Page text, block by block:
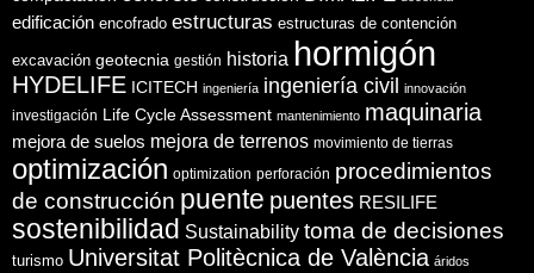
edificación encofrado estructuras estructuras de contención
excavación geotecnia gestión historia hormigón
HYDELIFE ICITECH ingeniería ingeniería civil innovación
investigación Life Cycle Assessment mantenimiento maquinaria
mejora de suelos mejora de terrenos movimiento de tierras
optimización optimization perforación procedimientos
de construcción puente puentes RESILIFE
sostenibilidad Sustainability toma de decisiones
turismo Universitat Politècnica de València áridos